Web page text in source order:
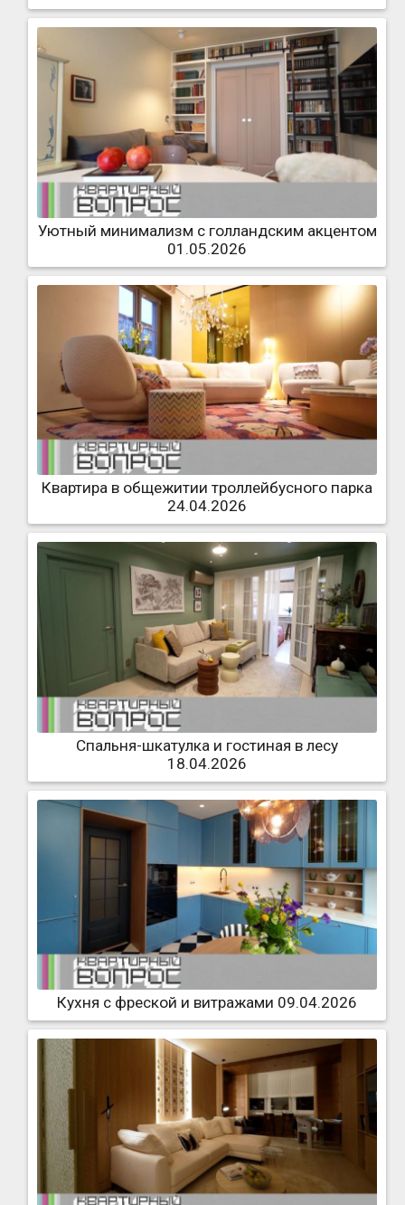
Уютный минимализм с голландским акцентом
01.05.2026
Квартира в общежитии троллейбусного парка
24.04.2026
Спальня-шкатулка и гостиная в лесу
18.04.2026
Кухня с фреской и витражами 09.04.2026